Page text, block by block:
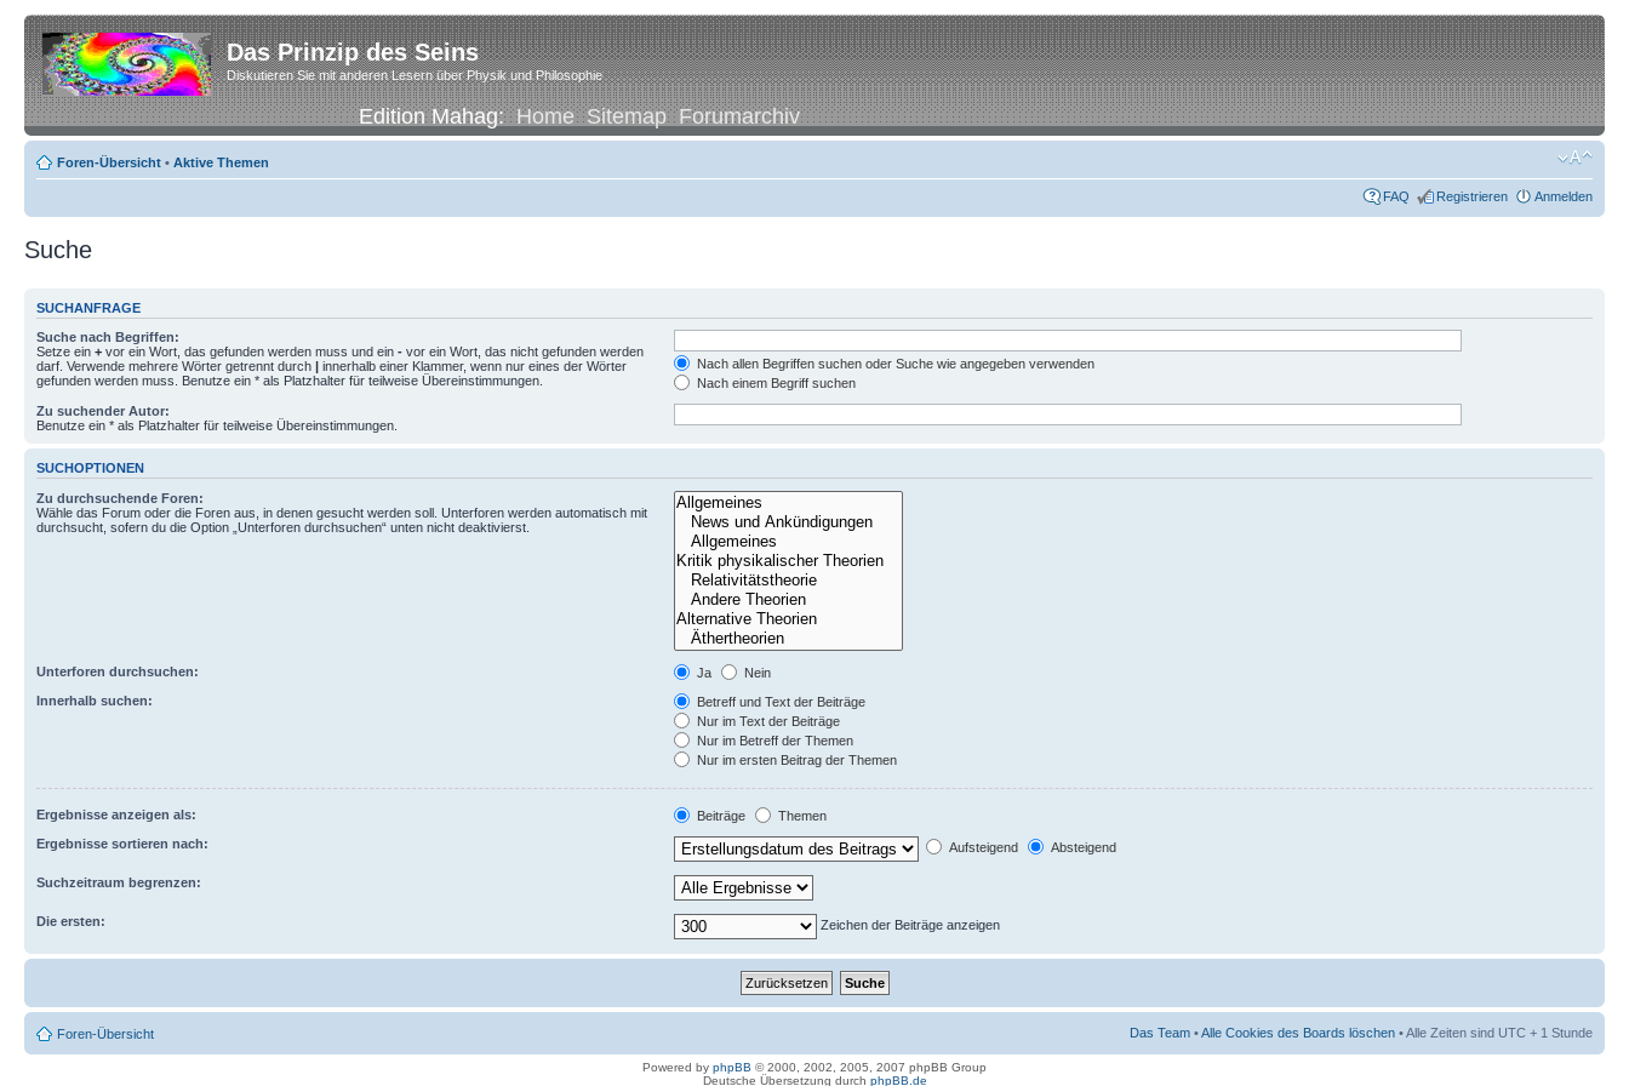
Das Prinzip des Seins
Diskutieren Sie mit anderen Lesern über Physik und Philosophie
Edition Mahag:Home Sitemap Forumarchiv
Foren-Übersicht • Aktive Themen
FAQ Registrieren Anmelden
Suche
SUCHANFRAGE
Suche nach Begriffen:
Setze ein + vor ein Wort, das gefunden werden muss und ein - vor ein Wort, das nicht gefunden werden
darf. Verwende mehrere Wörter getrennt durch | innerhalb einer Klammer, wenn nur eines der Wörter
gefunden werden muss. Benutze ein * als Platzhalter für teilweise Übereinstimmungen.
Nach allen Begriffen suchen oder Suche wie angegeben verwenden
Nach einem Begriff suchen
Zu suchender Autor:
Benutze ein * als Platzhalter für teilweise Übereinstimmungen.
SUCHOPTIONEN
Zu durchsuchende Foren:
Wähle das Forum oder die Foren aus, in denen gesucht werden soll. Unterforen werden automatisch mit
durchsucht, sofern du die Option „Unterforen durchsuchen“ unten nicht deaktivierst.
Unterforen durchsuchen: Ja
Nein
Innerhalb suchen:
Betreff und Text der Beiträge
Nur im Text der Beiträge
Nur im Betreff der Themen
Nur im ersten Beitrag der Themen
Ergebnisse anzeigen als: Beiträge
Themen
Ergebnisse sortieren nach:
Aufsteigend Absteigend
Suchzeitraum begrenzen:
Die ersten: Zeichen der Beiträge anzeigen
Foren-Übersicht Das Team •Alle Cookies des Boards löschen • Alle Zeiten sind UTC + 1 Stunde
Powered by phpBB © 2000, 2002, 2005, 2007 phpBB Group
Deutsche Übersetzung durch phpBB.de